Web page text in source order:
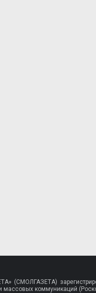
(СМОЛГАЗЕТА)
массовых коммуникаций